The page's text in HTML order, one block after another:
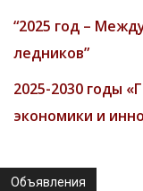
“2025 год –
ледников”
2025-2030 годы
экономики и
Объявления